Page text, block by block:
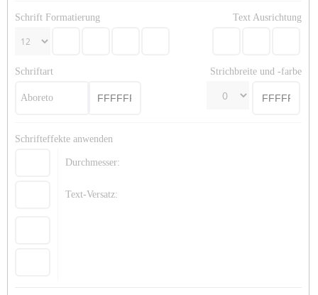
Schrift Formatierung Text Ausrichtung
Schriftart Strichbreite und -farbe
Aboreto
Schrifteffekte anwenden
Durchmesser:
Text-Versatz: